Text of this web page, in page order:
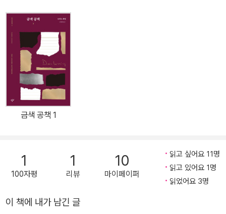
를 가진 작가’라고 비난받는 나이폴은 영국 식민지하의 트리니다드
토바고에서 인도계 이민자 3세로 태어났다. 그의 네번째 소설인 『비
스와스 씨를 위한 집』은 실제 사건을 극화하고 알레고리화 하는 수준
을 넘어 가진 것 없는 이민자 2세로 힘든 생을 살았던 자신의 아버지
에 대한 오마주이자 자신의 어린 시절에 대한 세밀한 기록이다. 이 장
편소설은 나이폴이 처음으로 대중적인 인지도를 얻은 작품이자 모던
라이브러리와 각종 매체 선정 20세기 100대 소설에 꼽힐 만큼 문학
적으로도 인정받은 작품이다. 모든 가능성이 막힌 환경과 꿈 사이의
과 가족 부양을 위해 살아가는 가장이자 조금은 부끄러울 만큼 교양
없고 능력 없고 지질하기도 한 아버지의 모습에서 이 땅의 우리 모습
을 떠올리지 않을 수 있을까? 하지만 이러한 진지한 주제에도 이 작
지 않는 필력 덕분에 안타까움 속에서도 웃음이 더 삐져나오는 이 작
금색 공책 1
1
100자평
1
리뷰
10
마이페이퍼
읽고 싶어요 11명
읽고 있어요 1명
읽었어요 3명
이 책에 내가 남긴 글